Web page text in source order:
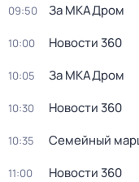
09:50 За МКАДром
10:00 Новости 360
10:05 За МКАДром
10:30 Новости 360
10:35 Семейный
11:00 Новости 360